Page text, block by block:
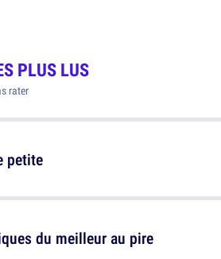
PLUS LUS
rater
petite
du meilleur au pire